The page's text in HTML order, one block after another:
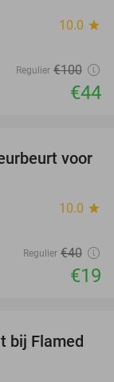
10.0 star
Regulier €100
€44
53%
voor
10.0 star
Regulier €40
€19
31%
bij Flamed